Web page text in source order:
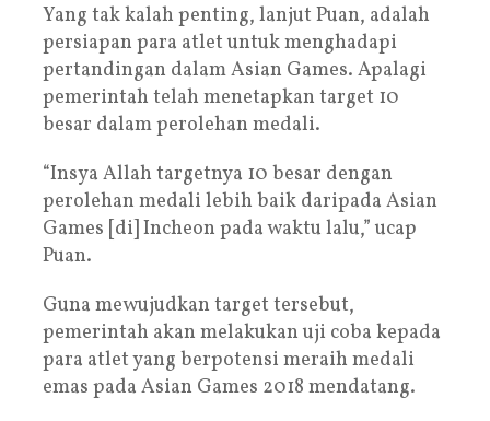
Yang tak kalah penting, lanjut Puan, adalah
persiapan para atlet untuk menghadapi
pertandingan dalam Asian Games. Apalagi
pemerintah telah menetapkan target 10
besar dalam perolehan medali.
“Insya Allah targetnya 10 besar dengan
perolehan medali lebih baik daripada Asian
Games [di] Incheon pada waktu lalu,” ucap
Puan.
Guna mewujudkan target tersebut,
pemerintah akan melakukan uji coba kepada
para atlet yang berpotensi meraih medali
emas pada Asian Games 2018 mendatang.